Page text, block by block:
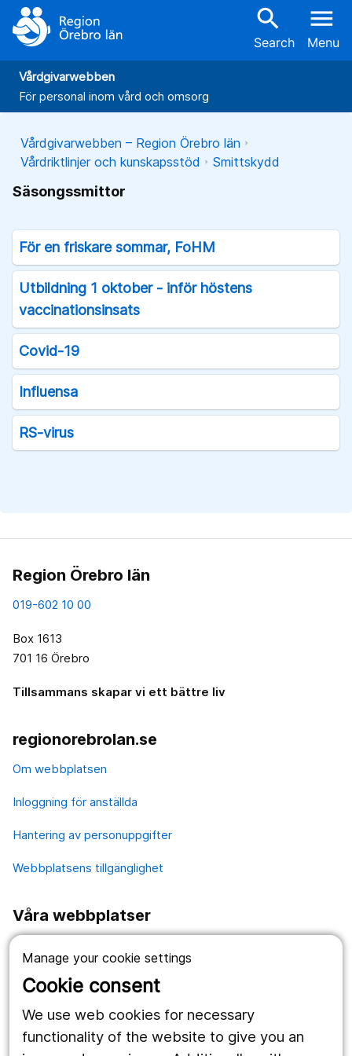
Manage your cookie settings
Cookie consent
We use web cookies for necessary
functionality of the website to give you an
search
Search
menu
Menu
Vårdgivarwebben
För personal inom vård och omsorg
Vårdgivarwebben – Region Örebro län
Vårdriktlinjer och kunskapsstöd
Smittskydd
Säsongssmittor
För en friskare sommar, FoHM
Utbildning 1 oktober - inför höstens
vaccinationsinsats
Covid-19
Influensa
RS-virus
Region Örebro län
019-602 10 00
Box 1613
701 16 Örebro
Tillsammans skapar vi ett bättre liv
regionorebrolan.se
Om webbplatsen
Inloggning för anställda
Hantering av personuppgifter
Webbplatsens tillgänglighet
Våra webbplatser
Länstrafiken
Region Örebro län